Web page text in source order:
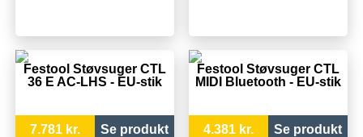
Festool Støvsuger CTL
36 E AC-LHS - EU-stik
7.781 kr. Se produkt
Festool Støvsuger CTL
MIDI Bluetooth - EU-stik
4.381 kr. Se produkt